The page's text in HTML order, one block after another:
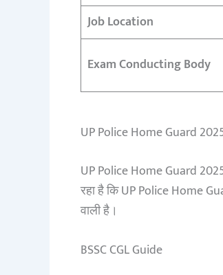
Job Location
Exam Conducting Body
UP Police Home Guard
UP Police Home Guard
रहा है कि UP Police Home
वाली है।
BSSC CGL Guide